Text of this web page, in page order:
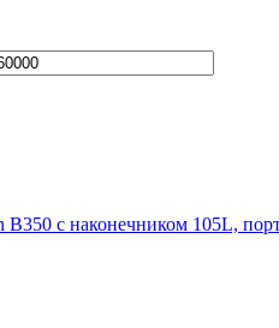
с наконечником 105L,